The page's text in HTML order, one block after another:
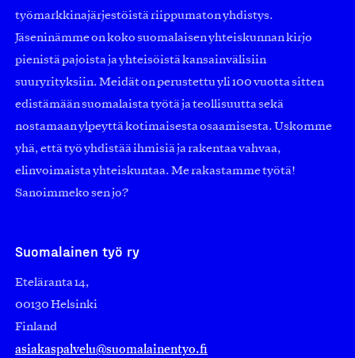
työmarkkinajärjestöistä riippumaton yhdistys.
Jäseninämme on koko suomalaisen yhteiskunnan kirjo
pienistä pajoista ja yhteisöistä kansainvälisiin
suuryrityksiin. Meidät on perustettu yli 100 vuotta sitten
edistämään suomalaista työtä ja teollisuutta sekä
nostamaan ylpeyttä kotimaisesta osaamisesta. Uskomme
yhä, että työ yhdistää ihmisiä ja rakentaa vahvaa,
elinvoimaista yhteiskuntaa. Me rakastamme työtä!
Sanoimmeko sen jo?
Suomalainen työ ry
Eteläranta 14,
00130 Helsinki
Finland
asiakaspalvelu@suomalainentyo.fi